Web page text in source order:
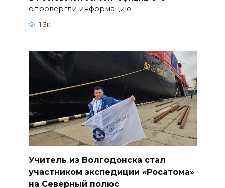
опровергли информацию
1.3к.
Учитель из Волгодонска стал
участником экспедиции «Росатома»
на Северный полюс